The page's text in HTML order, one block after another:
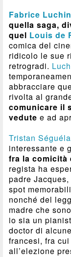
Fabrice
quella saga,
quel Louis de
comica del
ridicolo le sue
retrogradi.
abbracciare
rivolta al
comunicare il
vedute e ad
Tristan Séguéla
interessante e
fra la comicità
regista ha
padre
spot
nonché del
madre che
io sia un
doctor di
francesi, fra
all’elezione